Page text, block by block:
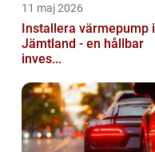
11 maj 2026
Installera värmepump i
Jämtland - en hållbar
inves...